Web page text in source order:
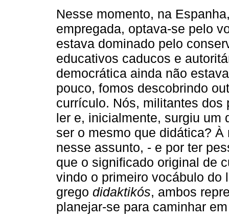
Nesse momento, na
empregada, optava-se pelo
estava dominado pelo
educativos caducos e
democrática ainda não
pouco, fomos descobrindo
currículo. Nós, militantes
ler e, inicialmente, surgiu um
ser o mesmo que didática?
nesse assunto, - e por ter
que o significado original de
vindo o primeiro vocábulo do
grego didaktikós, ambos
planejar-se para caminhar